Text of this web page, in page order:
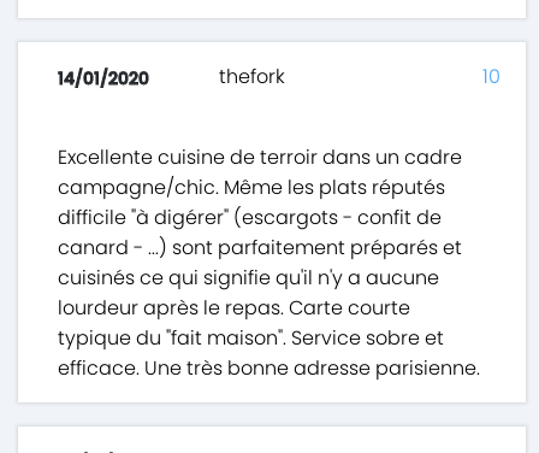
14/01/2020 thefork
Excellente cuisine de terroir dans un cadre
campagne/chic. Même les plats réputés
difficile "à digérer" (escargots - confit de
canard - ...) sont parfaitement préparés et
cuisinés ce qui signifie qu'il n'y a aucune
lourdeur après le repas. Carte courte
typique du "fait maison". Service sobre et
efficace. Une très bonne adresse parisienne.
10